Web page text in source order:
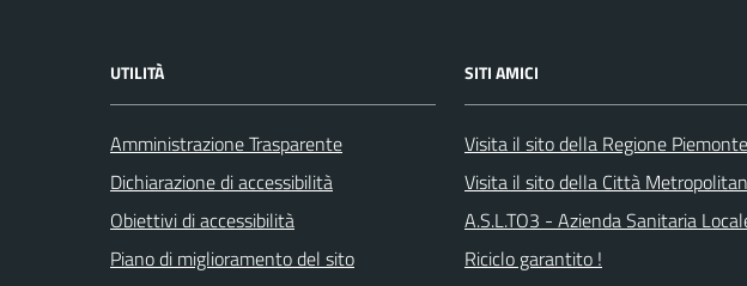
UTILITÀ
Amministrazione Trasparente
Dichiarazione di accessibilità
Obiettivi di accessibilità
Piano di miglioramento del sito
SITI AMICI
Visita il sito della Regione Piemonte
Visita il sito della Città
A.S.L.TO3 - Azienda Sanitaria
Riciclo garantito !